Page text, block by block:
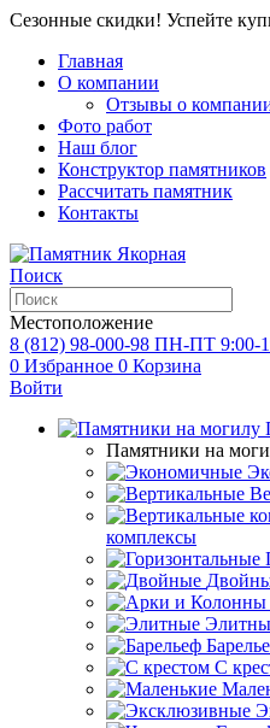
Сезонные скидки! Успейте
Главная
О компании
Отзывы о
Фото работ
Наш блог
Конструктор памятников
Рассчитать памятник
Контакты
Поиск
Местоположение
8 (812) 98-000-98 ПН-ПТ 9:00-
0 Избранное 0 Корзина
Войти
Памятники на
комплексы
С